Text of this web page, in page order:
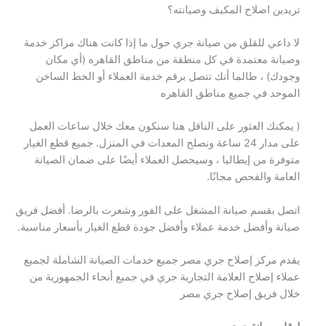
تريدين اصلاح المكيف وصيانته؟
لا داعي للقلق من صيانة جري حول ما إذا كانت هناك مراكز خدمة
وصيانة معتمدة في كل منطقة من مناطق القاهره (أي مكان
وجودك) ، طالما أنك تتصل برقم خدمة العملاء أو الخط الساخن
الموحد في جميع مناطق القاهره
( يمكنك العثور على الناقل هنا سنكون معك خلال ساعات العمل
على مدار 24 ساعة ونصلح المعدات في المنزل. جميع قطع الغيار
متوفرة من إيطاليا ، وسيحصل العملاء أيضًا على ضمان الصيانة
العامة والفحص مجانًا.
اتصل بقسم صيانة المشغل على الفور وشعرت بالرضا. أفضل فريق
صيانة وأفضل خدمة عملاء وأفضل جودة قطع الغيار بأسعار مناسبة.
يقدم مركز إصلاح جري مصر جميع خدمات الصيانة الشاملة لجميع
عملاء إصلاح العلامة التجارية جري في جميع أنحاء الجمهورية من
خلال فريق إصلاح جري مصر